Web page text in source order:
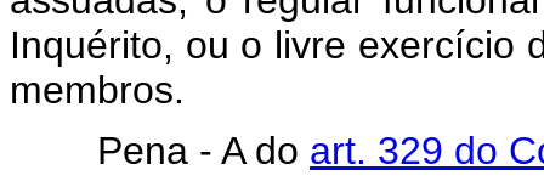
Inquérito, ou o livre exercício
membros.
Pena - A do art. 329 do